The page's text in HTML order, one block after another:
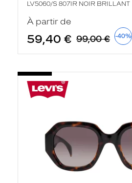
LV5060/S 807IR NOIR BRILLANT
À partir de
59,40 € 99,00 € -40%